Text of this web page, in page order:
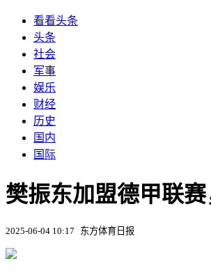
看看头条
头条
社会
军事
娱乐
财经
历史
国内
国际
樊振东加盟德甲联
2025-06-04 10:17 东方体育日报